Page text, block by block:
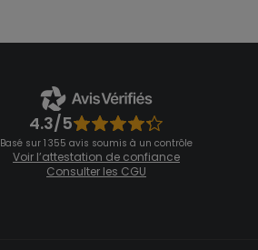
4.3/5
Basé sur 1 355 avis soumis à un contrôle
Voir l’attestation de confiance
Consulter les CGU